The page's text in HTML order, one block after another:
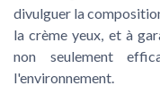
divulguer la
la crème yeux, et à
non seulement
l'environnement.